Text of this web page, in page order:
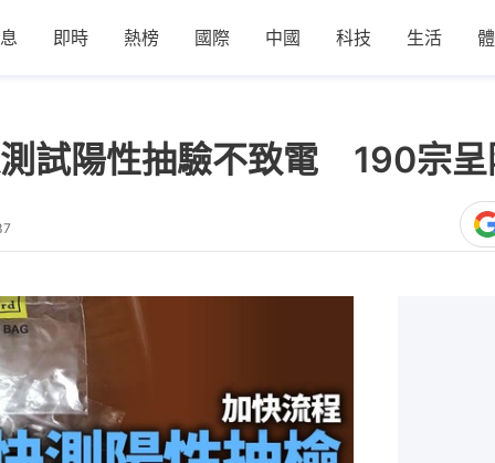
即時 熱榜 國際 中國 科技 生活
試陽性抽驗不致電 190宗